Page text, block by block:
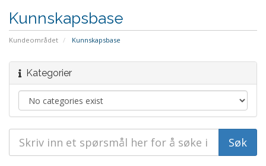
Kunnskapsbase
Kundeområdet Kunnskapsbase
Kategorier